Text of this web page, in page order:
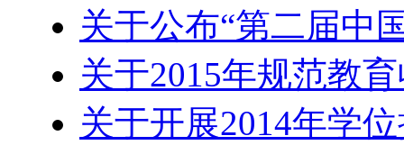
关于公布“第二届中
关于2015年规范教
关于开展2014年学